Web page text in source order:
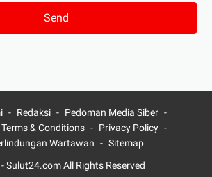
Redaksi
Pedoman Media Siber
Terms & Conditions
Privacy Policy
Wartawan
Sitemap
Sulut24.comAll Rights Reserved